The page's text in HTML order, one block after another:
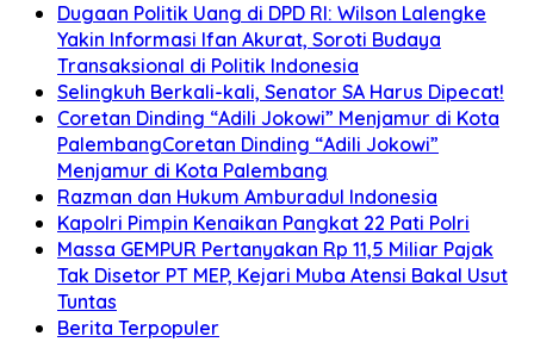
Dugaan Politik Uang di DPD RI: Wilson Lalengke
Yakin Informasi Ifan Akurat, Soroti Budaya
Transaksional di Politik Indonesia
Selingkuh Berkali-kali, Senator SA Harus Dipecat!
Coretan Dinding “Adili Jokowi” Menjamur di Kota
PalembangCoretan Dinding “Adili Jokowi”
Menjamur di Kota Palembang
Razman dan Hukum Amburadul Indonesia
Kapolri Pimpin Kenaikan Pangkat 22 Pati Polri
Massa GEMPUR Pertanyakan Rp 11,5 Miliar Pajak
Tak Disetor PT MEP, Kejari Muba Atensi Bakal Usut
Tuntas
Berita Terpopuler